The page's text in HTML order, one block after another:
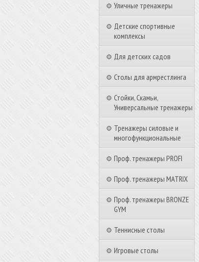
Уличные тренажеры
Детские спортивные
комплексы
Для детских садов
Столы для армрестлинга
Стойки, Скамьи,
Универсальные тренажеры
Тренажеры силовые и
многофункциональные
Проф. тренажеры PROFI
Проф. тренажеры MATRIX
Проф. тренажеры BRONZE
GYM
Теннисные столы
Игровые столы